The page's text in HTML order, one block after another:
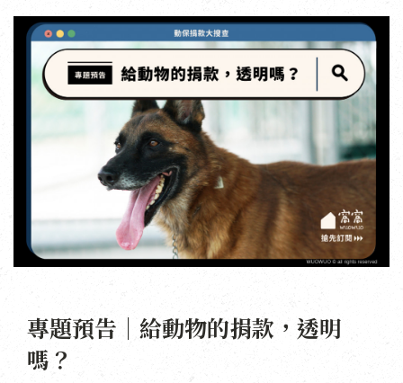
專題預告｜給動物的捐款，透明
嗎？